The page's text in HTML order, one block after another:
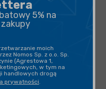
5% na
moich
Nomos Sp. z o.o. Sp.
(Agrestowa 1,
w tym na
handlowych drogą
prywatności.